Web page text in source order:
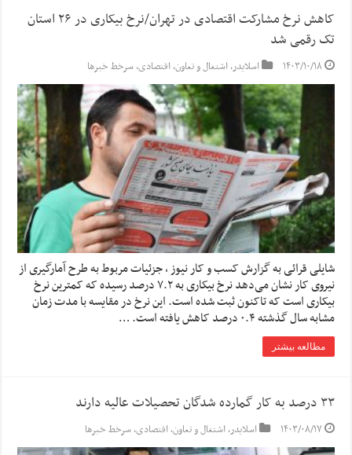
کاهش نرخ مشارکت اقتصادی در تهران/نرخ بیکاری در ۲۶ استان
تک رقمی شد
۱۴۰۳/۱۰/۱۸ اسلایدر,اشتغال و تعاون,اقتصادی,سرخط خبرها
شایلی قرائی به گزارش کسب و کار نیوز ، جزئیات مربوط به طرح آمارگیری از
نیروی کار نشان می‌دهد نرخ بیکاری به ۷.۲ درصد رسیده که کمترین نرخ
بیکاری است که تاکنون ثبت شده است. این نرخ در مقایسه با مدت زمان
مشابه سال گذشته ۰.۴ درصد کاهش یافته است. …
مطالعه بیشتر
۳۳ درصد به کار گمارده شدگان تحصیلات عالیه دارند
۱۴۰۳/۰۸/۱۷ اسلایدر,اشتغال و تعاون,اقتصادی,سرخط خبرها